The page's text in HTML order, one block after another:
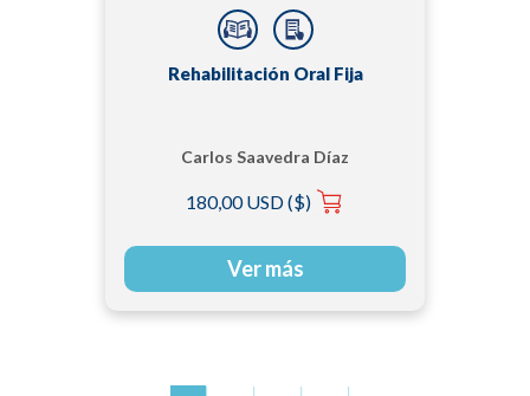
Rehabilitación Oral Fija
Carlos Saavedra Díaz
180,00 USD ($)
Ver más